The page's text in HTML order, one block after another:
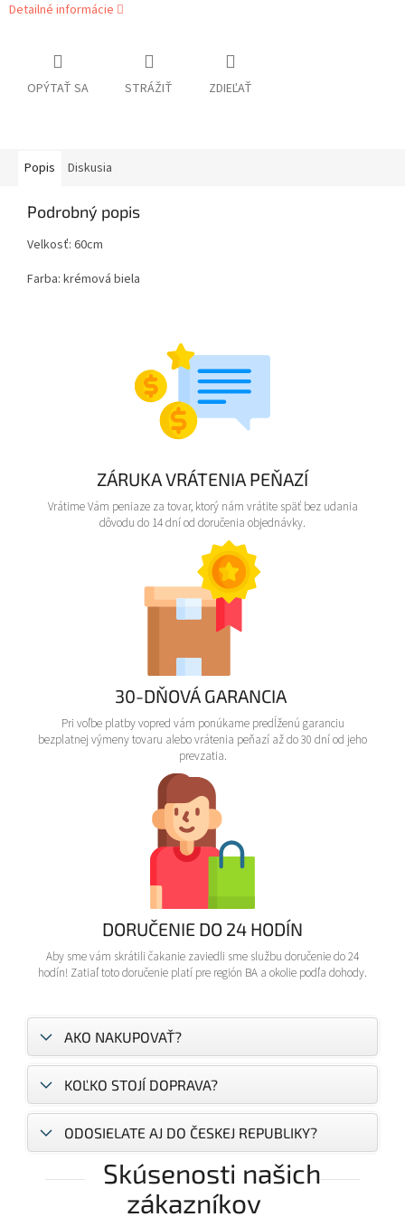
Detailné informácie
OPÝTAŤ SA STRÁŽIŤ ZDIEĽAŤ
Popis Diskusia
Podrobný popis
Velkosť: 60cm
Farba: krémová biela
ZÁRUKA VRÁTENIA PEŇAZÍ
Vrátime Vám peniaze za tovar, ktorý nám vrátite späť bez udania
dôvodu do 14 dní od doručenia objednávky.
30-DŇOVÁ GARANCIA
Pri voľbe platby vopred vám ponúkame predĺženú garanciu
bezplatnej výmeny tovaru alebo vrátenia peňazí až do 30 dní od jeho
prevzatia.
DORUČENIE DO 24 HODÍN
Aby sme vám skrátili čakanie zaviedli sme službu doručenie do 24
hodín! Zatiaľ toto doručenie platí pre región BA a okolie podľa dohody.
AKO NAKUPOVAŤ?
KOĽKO STOJÍ DOPRAVA?
ODOSIELATE AJ DO ČESKEJ REPUBLIKY?
Skúsenosti našich
zákazníkov